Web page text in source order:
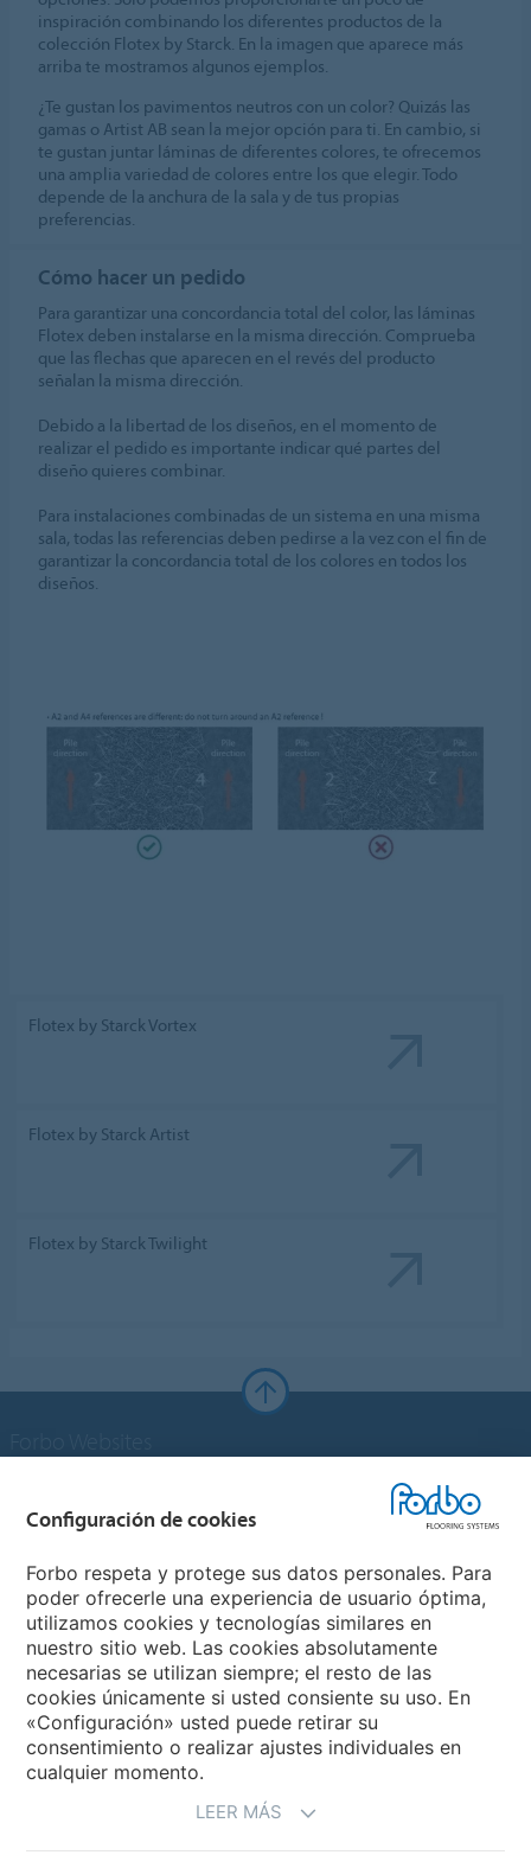
inspiración combinando los diferentes productos de la
colección Flotex by Starck. En la imagen que aparece más
arriba te mostramos algunos ejemplos.
¿Te gustan los pavimentos neutros con un color? Quizás las
gamas o Artist AB sean la mejor opción para ti. En cambio, si
te gustan juntar láminas de diferentes colores, te ofrecemos
una amplia variedad de colores entre los que elegir. Todo
depende de la anchura de la sala y de tus propias
preferencias.
Cómo hacer un pedido
Para garantizar una concordancia total del color, las láminas
Flotex deben instalarse en la misma dirección. Comprueba
que las flechas que aparecen en el revés del producto
señalan la misma dirección.
Debido a la libertad de los diseños, en el momento de
realizar el pedido es importante indicar qué partes del
diseño quieres combinar.
Para instalaciones combinadas de un sistema en una misma
sala, todas las referencias deben pedirse a la vez con el fin de
garantizar la concordancia total de los colores en todos los
diseños.
Flotex by Starck Vortex
Flotex by Starck Artist
Flotex by Starck Twilight
Forbo Flooring Systems
Forbo Movement Systems
Selecciona un país
Configuración de cookies
Forbo respeta y protege sus datos personales. Para
poder ofrecerle una experiencia de usuario óptima,
utilizamos cookies y tecnologías similares en
nuestro sitio web. Las cookies absolutamente
necesarias se utilizan siempre; el resto de las
cookies únicamente si usted consiente su uso. En
«Configuración» usted puede retirar su
consentimiento o realizar ajustes individuales en
cualquier momento.
LEER MÁS